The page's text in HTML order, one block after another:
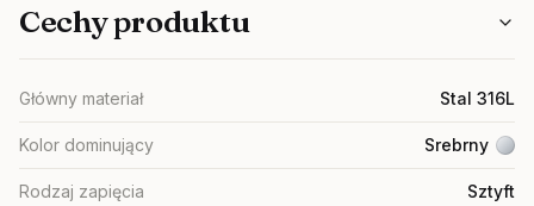
Cechy produktu
Główny materiał Stal 316L
Kolor dominujący Srebrny
Rodzaj zapięcia Sztyft